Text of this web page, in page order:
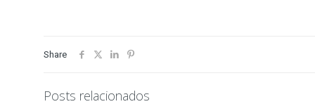
Share
Posts relacionados